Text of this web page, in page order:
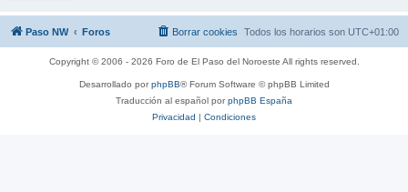
Paso NW Foros Todos los horarios son UTC+01:00
Borrar cookies
Copyright © 2006 - 2026 Foro de El Paso del Noroeste All rights reserved.
Desarrollado porphpBB® Forum Software © phpBB Limited
Traducción al español porphpBB España
Privacidad | Condiciones